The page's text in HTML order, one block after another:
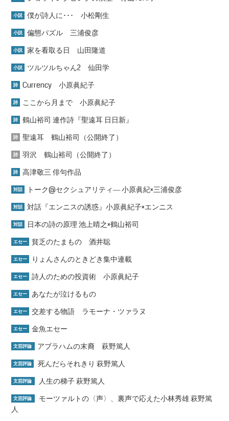
小説 僕が詩人に･･･ 小松剛生
小説 偏態パズル 三浦俊彦
小説 家を看取る日 山田隆道
小説 ツルツルちゃん2 仙田学
詩 Currency 小原眞紀子
詩 ここから月まで 小原眞紀子
詩 鶴山裕司 連作詩『聖遠耳 日日新』
詩 聖遠耳 鶴山裕司（公開終了）
詩 羽沢 鶴山裕司（公開終了）
詩 高津敬三 俳句作品
対話 トーク@セクシュアリティ― 小原眞紀×三浦俊彦
対話 対話『エンニスの誘惑』小原眞紀子×エンニス
対話 日本の詩の原理 池上晴之×鶴山裕司
エセー 貧乏のたまもの 酒井聡
エセー りょんさんのときどき集中連載
エセー 詩人のための投資術 小原眞紀子
エセー あなたが泣けるもの
エセー 交差する物語 ラモーナ・ツァラヌ
エセー 金魚エセー
文芸評論 アブラハムの末裔 萩野篤人
文芸評論 死んだらそれきり 萩野篤人
文芸評論 人生の梯子 萩野篤人
文芸評論
モーツァルトの〈声〉、裏声で応えた小林秀雄 萩野篤
人